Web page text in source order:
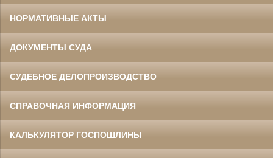
НОРМАТИВНЫЕ АКТЫ
ДОКУМЕНТЫ СУДА
СУДЕБНОЕ ДЕЛОПРОИЗВОДСТВО
СПРАВОЧНАЯ ИНФОРМАЦИЯ
КАЛЬКУЛЯТОР ГОСПОШЛИНЫ